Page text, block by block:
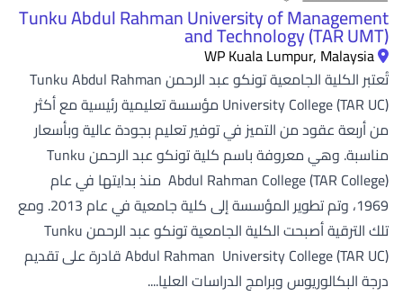
Tunku Abdul Rahman University of Management
and Technology (TAR UMT)
WP Kuala Lumpur, Malaysia
تُعتبر الكلية الجامعية تونكو عبد الرحمن Tunku Abdul Rahman
University College (TAR UC) مؤسسة تعليمية رئيسية مع أكثر
من أربعة عقود من التميز في توفير تعليم بجودة عالية وبأسعار
مناسبة. وهي معروفة باسم كلية تونكو عبد الرحمن Tunku
Abdul Rahman College (TAR College) منذ بدايتها في عام
1969، وتم تطوير المؤسسة إلى كلية جامعية في عام 2013. ومع
تلك الترقية أصبحت الكلية الجامعية تونكو عبد الرحمن Tunku
Abdul Rahman University College (TAR UC) قادرة على تقديم
درجة البكالوريوس وبرامج الدراسات العليا....